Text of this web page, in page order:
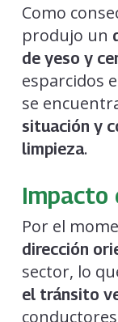
Como
produjo un
de yeso y
esparcidos
se
situación y
limpieza.
Impacto
Por el
dirección
sector, lo
el tránsito
conductores